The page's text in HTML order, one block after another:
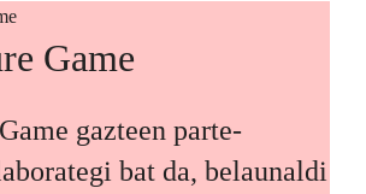
Game
gazteen parte-
bat da, belaunaldi